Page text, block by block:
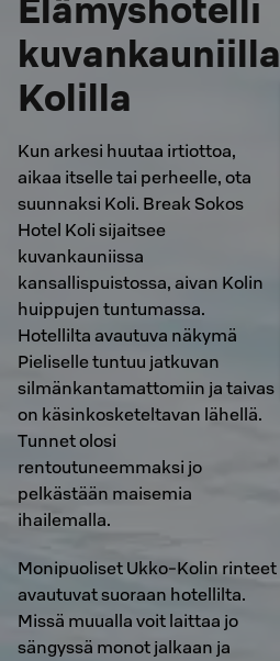
kuvankauniilla
Kolilla
Kun arkesi huutaa irtiottoa,
aikaa itselle tai perheelle, ota
suunnaksi Koli. Break Sokos
Hotel Koli sijaitsee
kuvankauniissa
kansallispuistossa, aivan Kolin
huippujen tuntumassa.
Hotellilta avautuva näkymä
Pieliselle tuntuu jatkuvan
silmänkantamattomiin ja taivas
on käsinkosketeltavan lähellä.
Tunnet olosi
rentoutuneemmaksi jo
pelkästään maisemia
ihailemalla.
Monipuoliset Ukko-Kolin rinteet
avautuvat suoraan hotellilta.
Missä muualla voit laittaa jo
sängyssä monot jalkaan ja